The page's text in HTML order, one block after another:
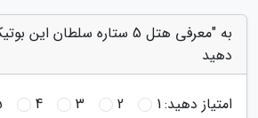
به "معرفی هتل 5 ستاره سلطان
دهید
امتیاز دهید:1
2
3
4